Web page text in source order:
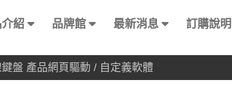
紹 品牌館 最新消息 訂購說明
盤 產品網頁驅動 / 自定義軟體